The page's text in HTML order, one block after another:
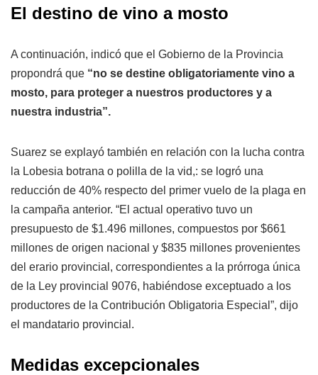
El destino de vino a mosto
A continuación, indicó que el Gobierno de la Provincia
propondrá que “no se destine obligatoriamente vino a
mosto, para proteger a nuestros productores y a
nuestra industria”.
Suarez se explayó también en relación con la lucha contra
la Lobesia botrana o polilla de la vid,: se logró una
reducción de 40% respecto del primer vuelo de la plaga en
la campaña anterior. “El actual operativo tuvo un
presupuesto de $1.496 millones, compuestos por $661
millones de origen nacional y $835 millones provenientes
del erario provincial, correspondientes a la prórroga única
de la Ley provincial 9076, habiéndose exceptuado a los
productores de la Contribución Obligatoria Especial”, dijo
el mandatario provincial.
Medidas excepcionales